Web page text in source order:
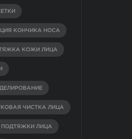
КОНЧИКА НОСА
КОЖИ ЛИЦА
ЧИСТКА ЛИЦА
ПОДТЯЖКИ ЛИЦА